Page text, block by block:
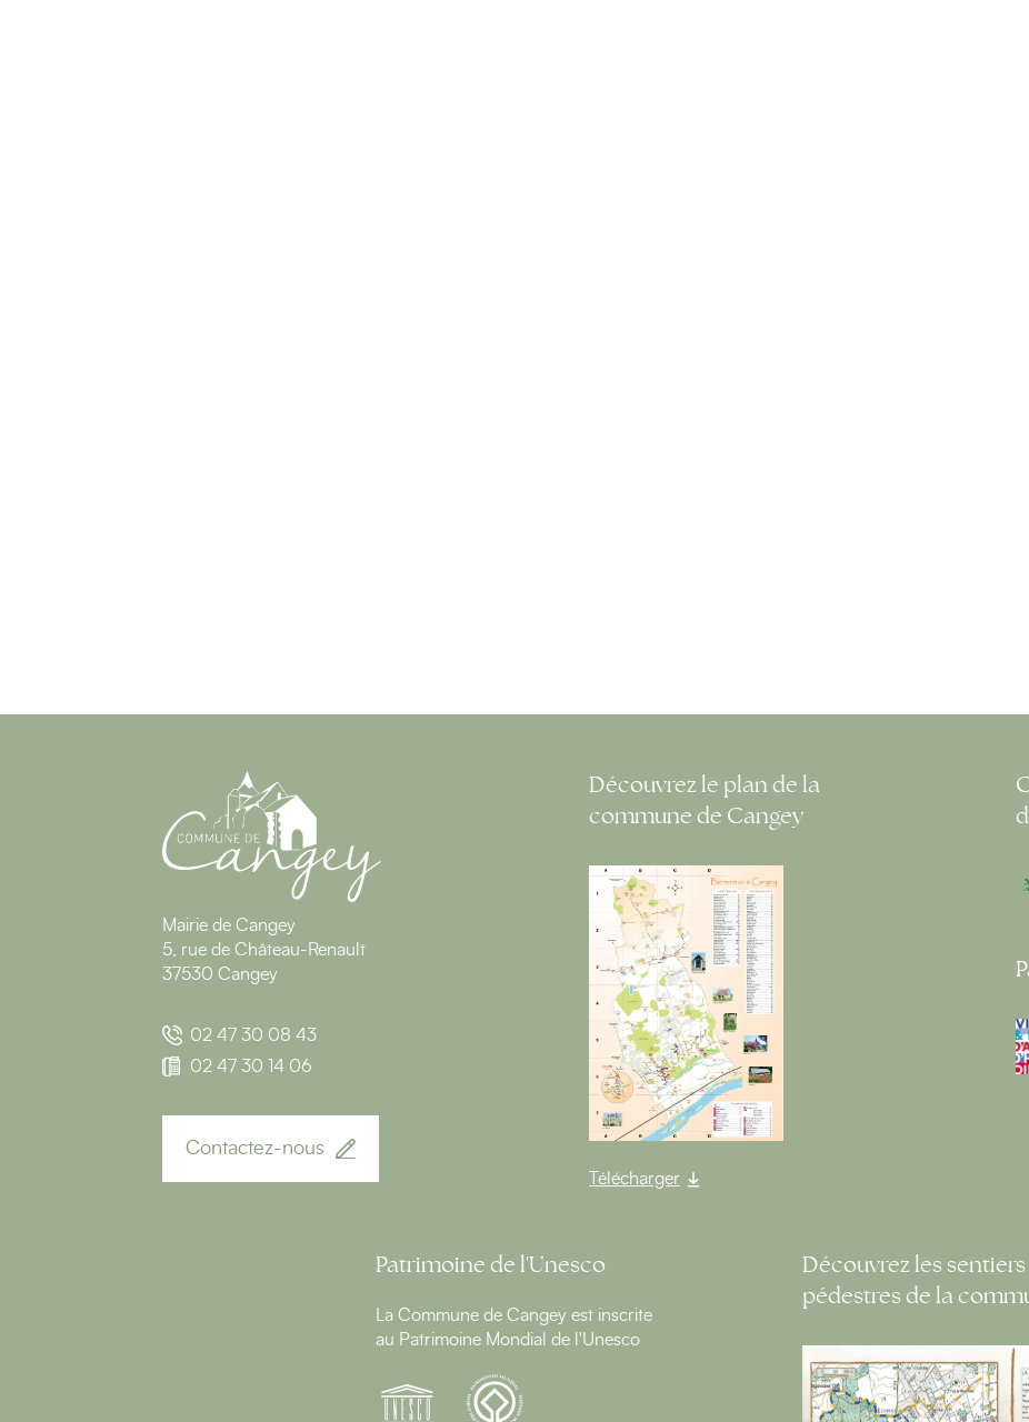
Mairie de Cangey
5, rue de Château-Renault
37530 Cangey
02 47 30 08 43
02 47 30 14 06
Contactez-nous
Découvrez le plan de la
commune de Cangey
Télécharger
Patrimoine de l'Unesco
La Commune de Cangey est inscrite
au Patrimoine Mondial de l'Unesco
Découvrez les sentiers
pédestres de la